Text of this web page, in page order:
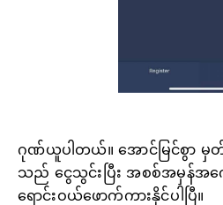
ဂုဏ်ယူပါတယ်။ အောင်မြင်စွာ မှတ်
သည် ငွေသွင်းပြီး အစစ်အမှန်အက
ရောင်းဝယ်ဖောက်ကားနိုင်ပါပြီ။